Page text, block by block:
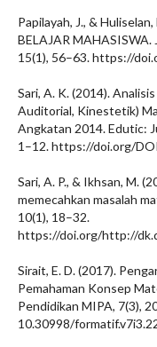
Papilayah, J., &
BELAJAR
15(1), 56–63. https://
Sari, A. K. (2014).
Auditorial, Kinestetik)
Angkatan 2014. Edutic:
1–12. https://doi.org/
Sari, A. P., & Ikhsan, M.
memecahkan masalah
10(1), 18–32.
https://doi.org/http://
Sirait, E. D. (2017).
Pemahaman Konsep
Pendidikan MIPA, 7(3),
10.30998/